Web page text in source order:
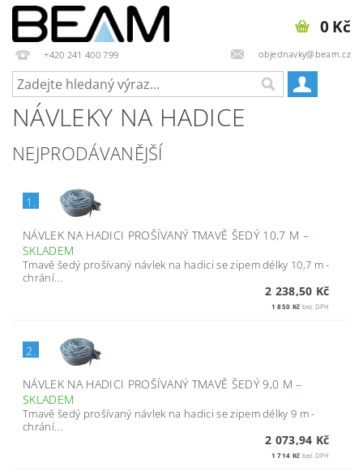
+420 241 400 799 objednavky@beam.cz
0 Kč
NÁVLEKY NA HADICE
NEJPRODÁVANĚJŠÍ
1.
NÁVLEK NA HADICI PROŠÍVANÝ TMAVĚ ŠEDÝ 10,7 M –
SKLADEM
Tmavě šedý prošívaný návlek na hadici se zipem délky 10,7 m -
chrání...
2 238,50 Kč
1 850 Kč bez DPH
2.
NÁVLEK NA HADICI PROŠÍVANÝ TMAVĚ ŠEDÝ 9,0 M–
SKLADEM
Tmavě šedý prošívaný návlek na hadici se zipem délky 9 m -
chrání...
2 073,94 Kč
1 714 Kč bez DPH